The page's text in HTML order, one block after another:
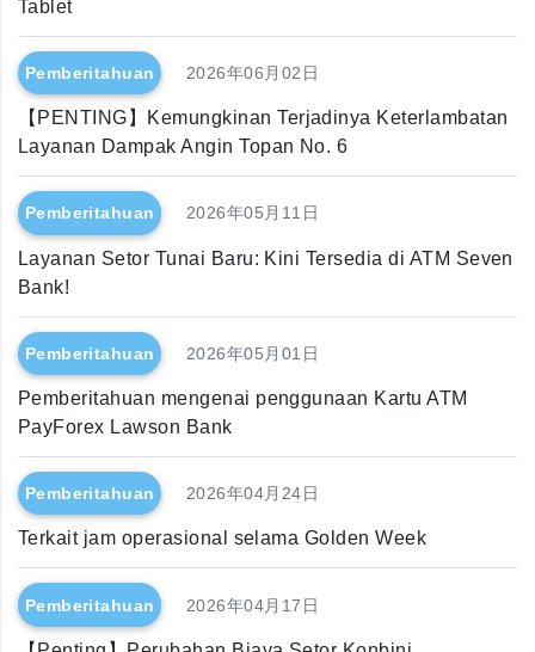
Tablet
Pemberitahuan 2026年06月02日
【PENTING】Kemungkinan Terjadinya Keterlambatan
Layanan Dampak Angin Topan No. 6
Pemberitahuan 2026年05月11日
Layanan Setor Tunai Baru: Kini Tersedia di ATM Seven
Bank!
Pemberitahuan 2026年05月01日
Pemberitahuan mengenai penggunaan Kartu ATM
PayForex Lawson Bank
Pemberitahuan 2026年04月24日
Terkait jam operasional selama Golden Week
Pemberitahuan 2026年04月17日